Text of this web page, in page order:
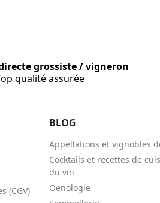
grossiste / vigneron
qualité assurée
(CGV)
BLOG
Appellations et vignobles
Cocktails et recettes de
du vin
Oenologie